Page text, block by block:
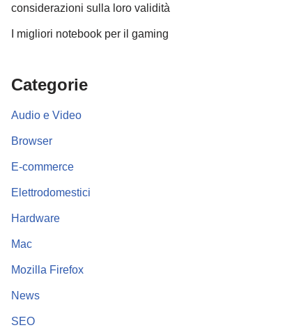
considerazioni sulla loro validità
I migliori notebook per il gaming
Categorie
Audio e Video
Browser
E-commerce
Elettrodomestici
Hardware
Mac
Mozilla Firefox
News
SEO